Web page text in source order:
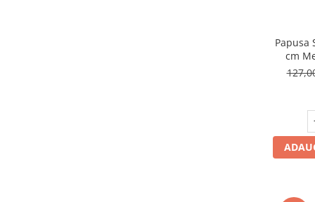
Papusa
cm